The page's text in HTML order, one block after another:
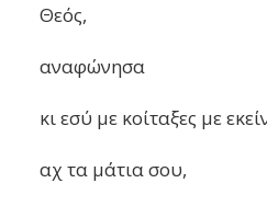
Θεός,
αναφώνησα
κι εσύ με κοίταξες με
αχ τα μάτια σου,